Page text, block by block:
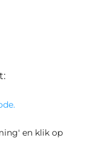
en klik op